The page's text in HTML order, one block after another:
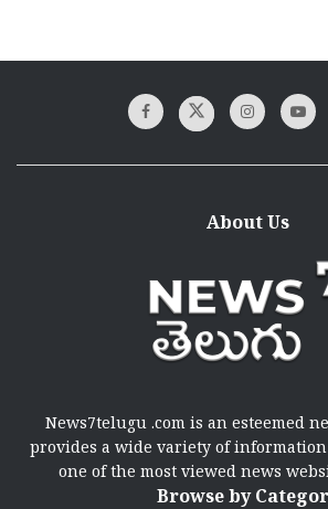
About Us
News7telugu .com is an esteemed
provides a wide variety of
one of the most viewed news
Browse by